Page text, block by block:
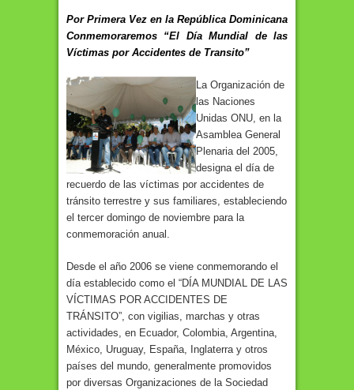
Por Primera Vez en la República Dominicana
Conmemoraremos “El Día Mundial de las
Víctimas por Accidentes de Transito”
La Organización de
las Naciones
Unidas ONU, en la
Asamblea General
Plenaria del 2005,
designa el día de
recuerdo de las víctimas por accidentes de
tránsito terrestre y sus familiares, estableciendo
el tercer domingo de noviembre para la
conmemoración anual.
Desde el año 2006 se viene conmemorando el
día establecido como el “DÍA MUNDIAL DE LAS
VÍCTIMAS POR ACCIDENTES DE
TRÁNSITO”, con vigilias, marchas y otras
actividades, en Ecuador, Colombia, Argentina,
México, Uruguay, España, Inglaterra y otros
países del mundo, generalmente promovidos
por diversas Organizaciones de la Sociedad